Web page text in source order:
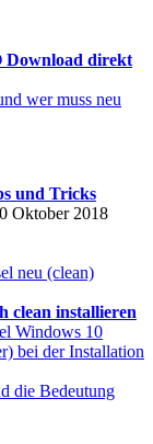
Download direkt
wer muss neu
und Tricks
Oktober 2018
neu (clean)
clean installieren
Windows 10
bei der Installation
die Bedeutung